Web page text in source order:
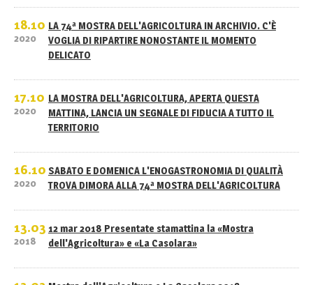
18.10
2020
LA 74ª MOSTRA DELL'AGRICOLTURA IN ARCHIVIO. C'È
VOGLIA DI RIPARTIRE NONOSTANTE IL MOMENTO
DELICATO
17.10
2020
LA MOSTRA DELL'AGRICOLTURA, APERTA QUESTA
MATTINA, LANCIA UN SEGNALE DI FIDUCIA A TUTTO IL
TERRITORIO
16.10
2020
SABATO E DOMENICA L'ENOGASTRONOMIA DI QUALITÀ
TROVA DIMORA ALLA 74ª MOSTRA DELL'AGRICOLTURA
13.03
2018
12 mar 2018 Presentate stamattina la «Mostra
dell'Agricoltura» e «La Casolara»